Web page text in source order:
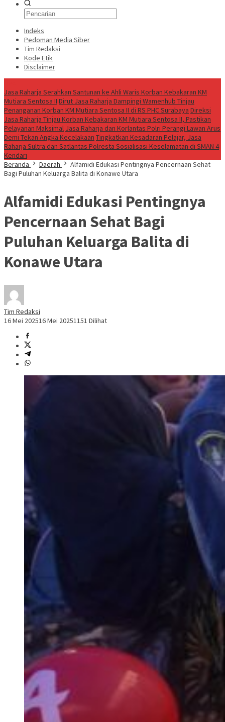
Indeks
Pedoman Media Siber
Tim Redaksi
Kode Etik
Disclaimer
Jasa Raharja Serahkan Santunan ke Ahli Waris Korban Kebakaran KM
Mutiara Sentosa II Dirut Jasa Raharja Dampingi Wamenhub Tinjau
Penanganan Korban KM Mutiara Sentosa II di RS PHC Surabaya Direksi
Jasa Raharja Tinjau Korban Kebakaran KM Mutiara Sentosa II, Pastikan
Pelayanan Maksimal Jasa Raharja dan Korlantas Polri Perangi Lawan Arus
Demi Tekan Angka Kecelakaan Tingkatkan Kesadaran Pelajar, Jasa
Raharja Sultra dan Satlantas Polresta Sosialisasi Keselamatan di SMAN 4
Kendari
Beranda
Daerah
Alfamidi Edukasi Pentingnya Pencernaan Sehat
Bagi Puluhan Keluarga Balita di Konawe Utara
Alfamidi Edukasi Pentingnya
Pencernaan Sehat Bagi
Puluhan Keluarga Balita di
Konawe Utara
Tim Redaksi
16 Mei 202516 Mei 20251151 Dilihat